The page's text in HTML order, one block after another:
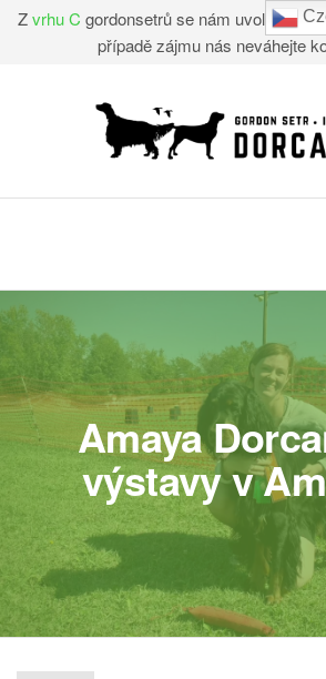
Zvrhu C gordonsetrů se nám uvolnil
případě zájmu nás neváhejte
Amaya
výstavy v